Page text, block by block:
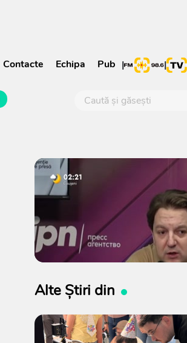
Contacte Echipa Pub | |
Alte Știri din